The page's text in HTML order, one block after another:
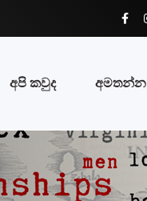
අපි කවුද අමතන්න